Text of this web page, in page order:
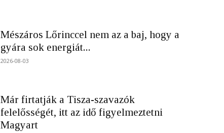
Mészáros Lőrinccel nem az a baj, hogy a
gyára sok energiát...
2026-08-03
Már firtatják a Tisza-szavazók
felelősségét, itt az idő figyelmeztetni
Magyart